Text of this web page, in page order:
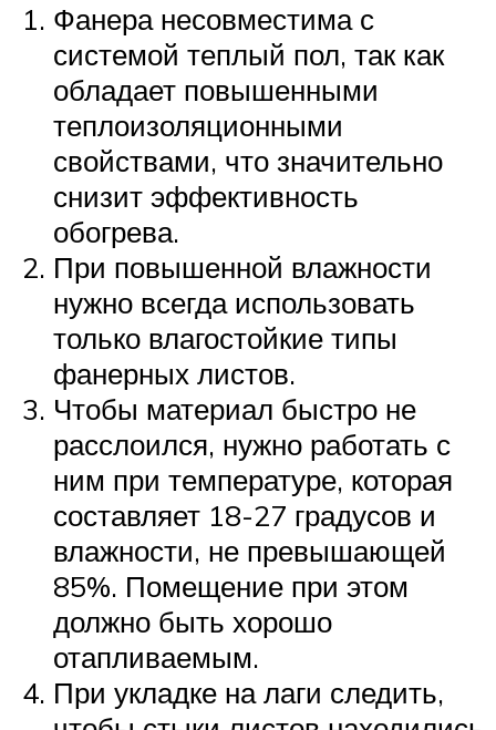
Фанера несовместима с
системой теплый пол, так как
обладает повышенными
теплоизоляционными
свойствами, что значительно
снизит эффективность
обогрева.
При повышенной влажности
нужно всегда использовать
только влагостойкие типы
фанерных листов.
Чтобы материал быстро не
расслоился, нужно работать с
ним при температуре, которая
составляет 18-27 градусов и
влажности, не превышающей
85%. Помещение при этом
должно быть хорошо
отапливаемым.
При укладке на лаги следить,